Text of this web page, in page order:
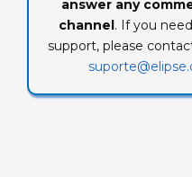
answer any
channel. If you
support, please